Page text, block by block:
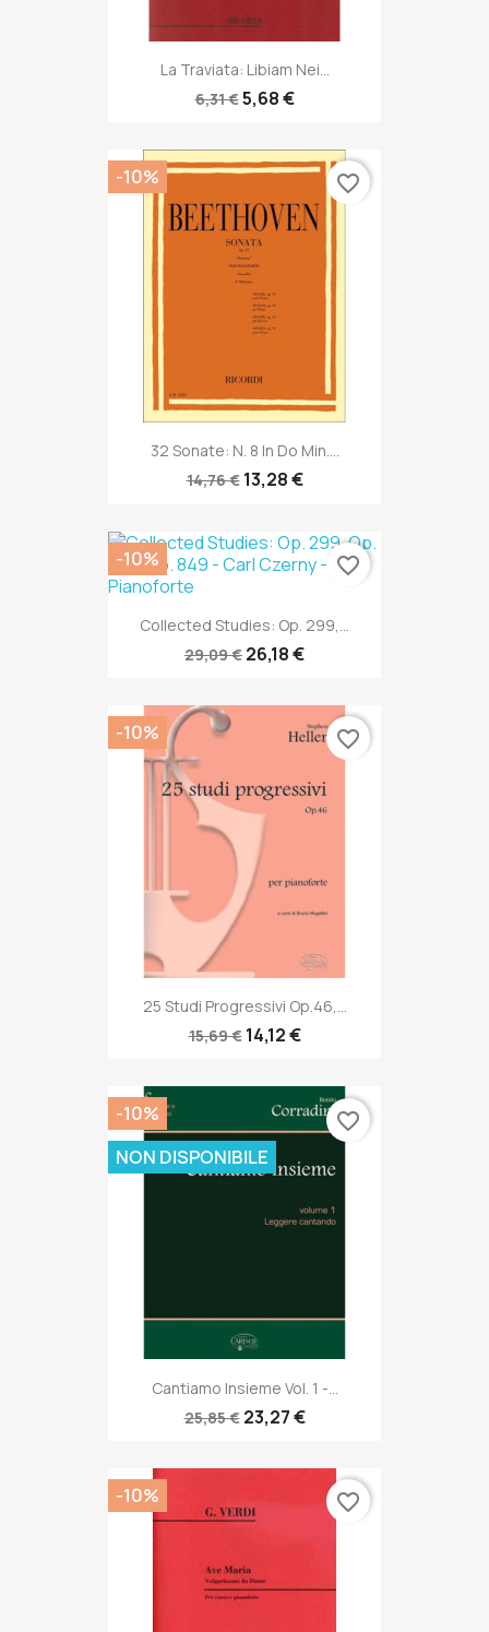
La Traviata: Libiam Nei...
6,31 €5,68 €
32 Sonate: N. 8 In Do Min....
14,76 € 13,28 €
-10% favorite_border
Collected Studies: Op. 299,...
29,09 € 26,18 €
-10% favorite_border
25 Studi Progressivi Op.46,...
15,69 € 14,12 €
-10% favorite_border
Cantiamo Insieme Vol. 1 -...
25,85 € 23,27 €
-10%
NON DISPONIBILE
favorite_border
-10% favorite_border